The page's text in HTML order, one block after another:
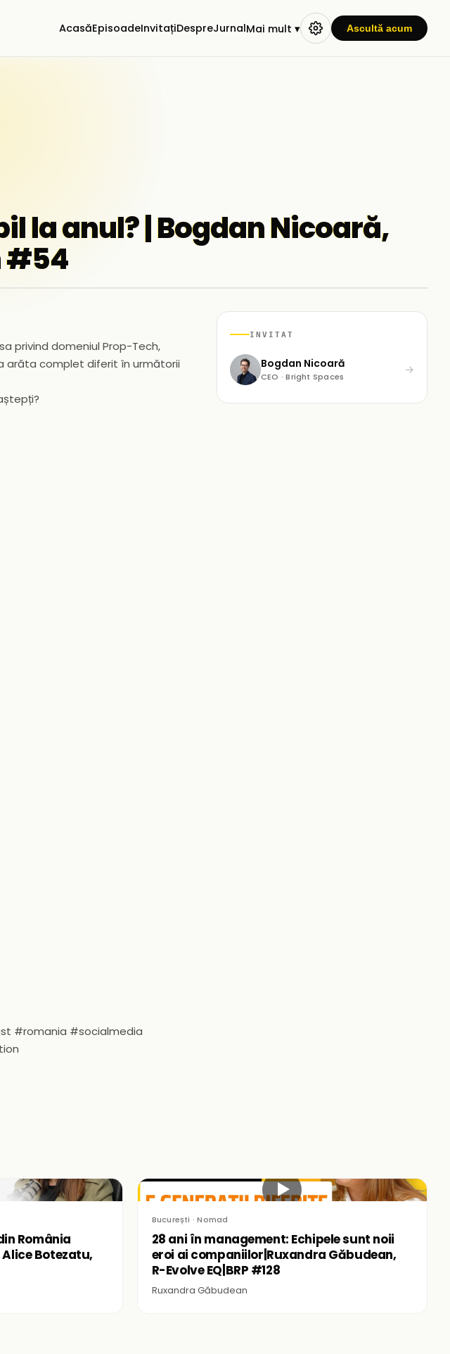
AcasăEpisoadeInvitațiDespreJurnalMai mult ▾ Ascultă acum
la anul? | Bogdan Nicoară,
#54
privind domeniul Prop-Tech,
arăta complet diferit în următorii
#romania #socialmedia
INVITAT
Bogdan Nicoară
CEO · Bright Spaces →
România
Botezatu,
▶
București · Nomad
28 ani în management: Echipele sunt noii
eroi ai companiilor|Ruxandra Găbudean,
R-Evolve EQ|BRP #128
Ruxandra Găbudean